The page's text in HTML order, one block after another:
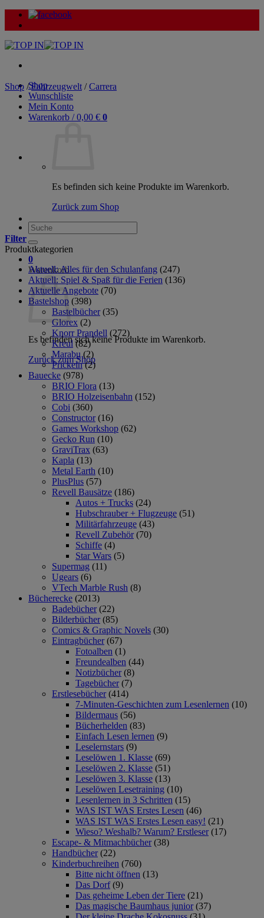
Zum
Inhalt
Shop
Wunschliste
Mein Konto
Warenkorb /0,00 € 0
Es befinden sich keine Produkte im Warenkorb.
Zurück zum Shop
Suche
nach:
0
Warenkorb
Es befinden sich keine Produkte im Warenkorb.
Zurück zum Shop
Shop / Fahrzeugwelt / Carrera
Filter
Produktkategorien
Aktuell: Alles für den Schulanfang (247)
Aktuell: Spiel & Spaß für die Ferien (136)
Aktuelle Angebote (70)
Bastelshop (398)
Bastelbücher (35)
Glorex (2)
Knorr Prandell (272)
Kreul (82)
Marabu (2)
Prickeln (2)
Bauecke (978)
BRIO Flora (13)
BRIO Holzeisenbahn (152)
Cobi (360)
Constructor (16)
Games Workshop (62)
Gecko Run (10)
GraviTrax (63)
Kapla (13)
Metal Earth (10)
PlusPlus (57)
Revell Bausätze (186)
Autos + Trucks (24)
Hubschrauber + Flugzeuge (51)
Militärfahrzeuge (43)
Revell Zubehör (70)
Schiffe (4)
Star Wars (5)
Supermag (11)
Ugears (6)
VTech Marble Rush (8)
Bücherecke (2013)
Badebücher (22)
Bilderbücher (85)
Comics & Graphic Novels (30)
Eintragbücher (67)
Fotoalben (1)
Freundealben (44)
Notizbücher (8)
Tagebücher (7)
Erstlesebücher (414)
7-Minuten-Geschichten zum Lesenlernen (10)
Bildermaus (56)
Bücherhelden (83)
Einfach Lesen lernen (9)
Leselernstars (9)
Leselöwen 1. Klasse (69)
Leselöwen 2. Klasse (51)
Leselöwen 3. Klasse (13)
Leselöwen Lesetraining (10)
Lesenlernen in 3 Schritten (15)
WAS IST WAS Erstes Lesen (46)
WAS IST WAS Erstes Lesen easy! (21)
Wieso? Weshalb? Warum? Erstleser (17)
Escape- & Mitmachbücher (38)
Handbücher (22)
Kinderbuchreihen (760)
Bitte nicht öffnen (13)
Das Dorf (9)
Das geheime Leben der Tiere (21)
Das magische Baumhaus junior (37)